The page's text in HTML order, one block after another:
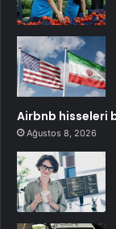
Airbnb hisseleri
Ağustos 8, 2026